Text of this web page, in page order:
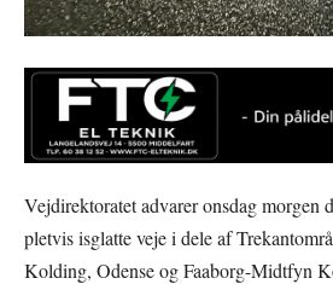
Vejdirektoratet advarer onsdag morgen
pletvis isglatte veje i dele af
Kolding, Odense og Faaborg-Midtfyn